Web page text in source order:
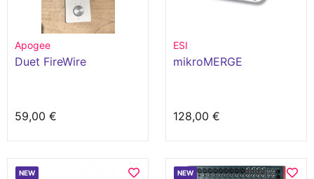
Apogee
Duet FireWire
59,00 €
ESI
mikroMERGE
128,00 €
NEW NEW